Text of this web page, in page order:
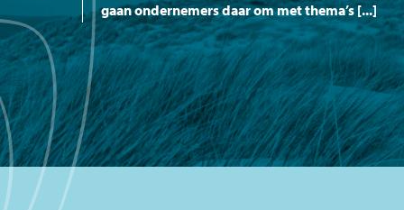
gaan ondernemers daar om met thema’s [...]